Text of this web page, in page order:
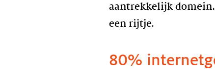
aantrekkelijk domein.
een rijtje.
80%